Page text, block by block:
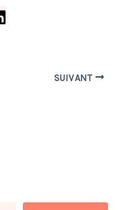
SUIVANT